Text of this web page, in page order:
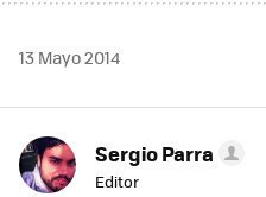
13 Mayo 2014
Sergio Parra
Editor